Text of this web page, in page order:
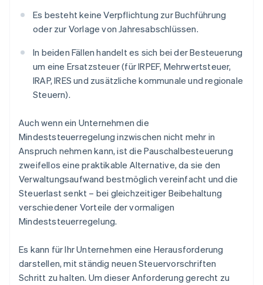
Es besteht keine Verpflichtung zur Buchführung
oder zur Vorlage von Jahresabschlüssen.
In beiden Fällen handelt es sich bei der Besteuerung
um eine Ersatzsteuer (für IRPEF, Mehrwertsteuer,
IRAP, IRES und zusätzliche kommunale und regionale
Steuern).
Auch wenn ein Unternehmen die
Mindeststeuerregelung inzwischen nicht mehr in
Anspruch nehmen kann, ist die Pauschalbesteuerung
zweifellos eine praktikable Alternative, da sie den
Verwaltungsaufwand bestmöglich vereinfacht und die
Steuerlast senkt – bei gleichzeitiger Beibehaltung
verschiedener Vorteile der vormaligen
Mindeststeuerregelung.
Es kann für Ihr Unternehmen eine Herausforderung
darstellen, mit ständig neuen Steuervorschriften
Schritt zu halten. Um dieser Anforderung gerecht zu